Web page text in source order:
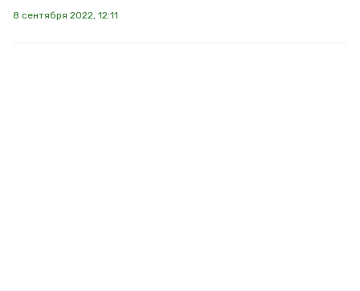
8 сентября 2022, 12:11